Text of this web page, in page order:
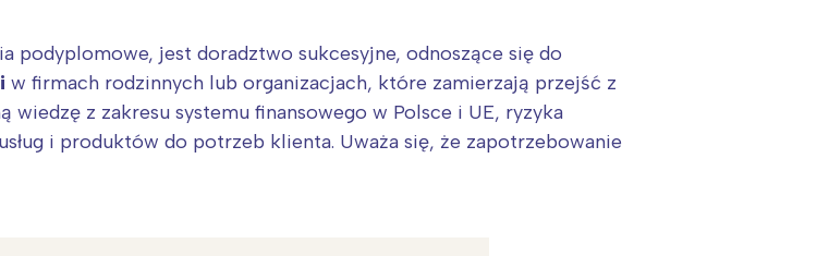
jest doradztwo sukcesyjne, odnoszące się do
w firmach rodzinnych lub organizacjach, które zamierzają przejść z
wiedzę z zakresu systemu finansowego w Polsce i UE, ryzyka
i produktów do potrzeb klienta. Uważa się, że zapotrzebowanie